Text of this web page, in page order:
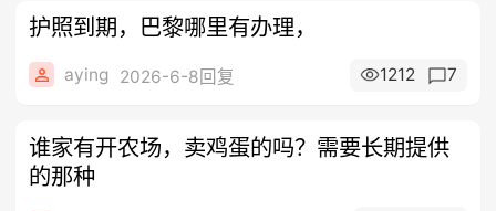
护照到期，巴黎哪里有办理，
aying 2026-6-8回复 1212 7
谁家有开农场，卖鸡蛋的吗？需要长期提供
的那种